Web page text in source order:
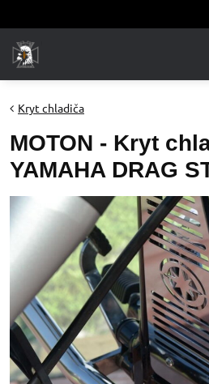
Kryt chladiča
MOTON - Kryt
YAMAHA DRAG